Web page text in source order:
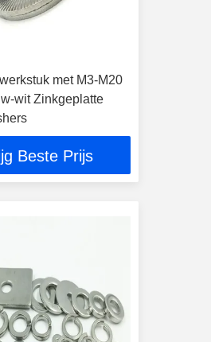
met M3-M20
wit Zinkgeplatte
Beste Prijs